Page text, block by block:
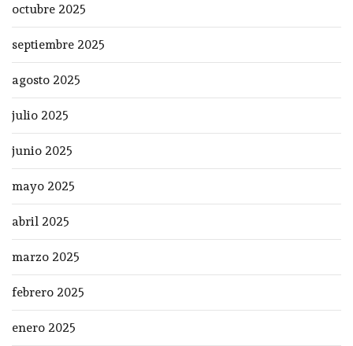
octubre 2025
septiembre 2025
agosto 2025
julio 2025
junio 2025
mayo 2025
abril 2025
marzo 2025
febrero 2025
enero 2025